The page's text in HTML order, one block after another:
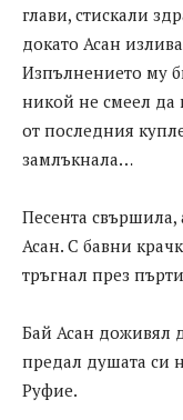
глави, стискали
докато Асан
Изпълнението му
никой не смеел да
от последния
замлъкнала…
Песента свършила,
Асан. С бавни
тръгнал през
Бай Асан доживял
предал душата си
Руфие.